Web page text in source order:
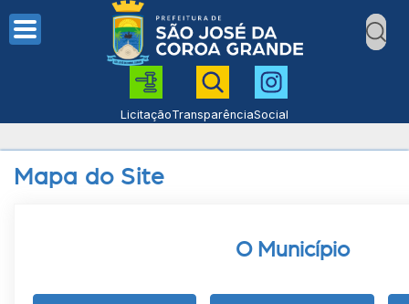
LicitaçãoTransparênciaSocial
Mapa do Site
O Município